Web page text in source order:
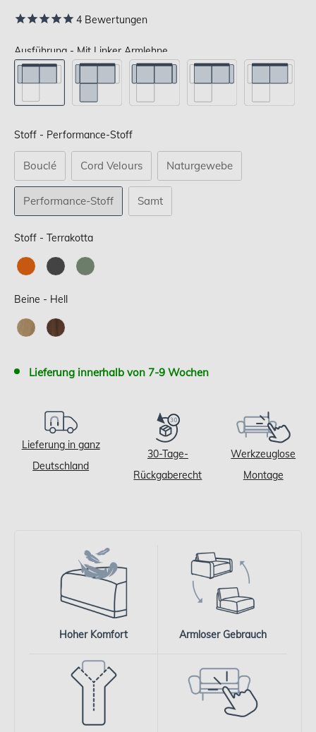
4 Bewertungen
Ausführung - Mit Linker Armlehne
Stoff - Performance-StoffStoff
Bouclé Cord Velours Naturgewebe
Performance-Stoff Samt
Stoff
Stoff - Terrakotta
Beine - Hell Beine
Lieferung innerhalb von 7-9 Wochen
Lieferung in ganz
Deutschland
30-Tage-
Rückgaberecht
Werkzeuglose
Montage
Hoher Komfort Armloser Gebrauch